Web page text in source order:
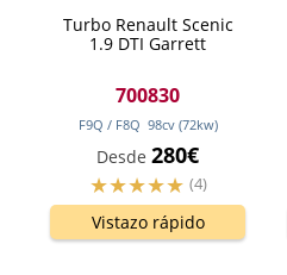
Turbo Renault Scenic
1.9 DTI Garrett
700830
F9Q / F8Q 98cv (72kw)
Desde 280€
(4)
Vistazo rápido